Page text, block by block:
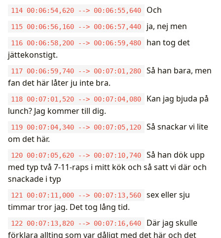
114 00:06:54,620 --> 00:06:55,640 Och
115 00:06:56,160 --> 00:06:57,440 ja, nej men
116 00:06:58,200 --> 00:06:59,480
han tog det
jättekonstigt.
117 00:06:59,740 --> 00:07:01,280
Så han bara, men
fan det här låter ju inte bra.
118 00:07:01,520 --> 00:07:04,080
Kan jag bjuda på
lunch? Jag kommer till dig.
119 00:07:04,340 --> 00:07:05,120
Så snackar vi lite
om det här.
120 00:07:05,620 --> 00:07:10,740
Så han dök upp
med typ två 7-11-raps i mitt kök och så satt vi där och
snackade i typ
121 00:07:11,000 --> 00:07:13,560
sex eller sju
timmar tror jag. Det tog lång tid.
122 00:07:13,820 --> 00:07:16,640
Där jag skulle
förklara allting som var dåligt med det här och det